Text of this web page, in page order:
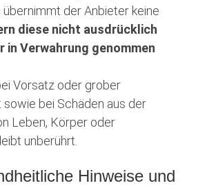
der Anbieter keine
diese nicht ausdrücklich
in Verwahrung genommen
Vorsatz oder grober
sowie bei Schäden aus der
Leben, Körper oder
unberührt.
Hinweise und